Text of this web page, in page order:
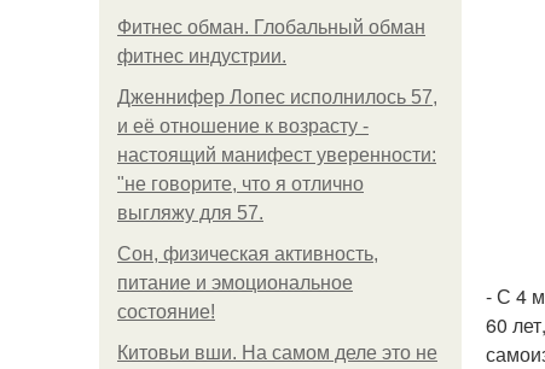
Фитнес обман. Глобальный обман
фитнес индустрии.
Дженнифер Лопес исполнилось 57,
и её отношение к возрасту -
настоящий манифест уверенности:
"не говорите, что я отлично
выгляжу для 57.
Сон, физическая активность,
питание и эмоциональное
состояние!
Китовьи вши. На самом деле это не
- С 4
60